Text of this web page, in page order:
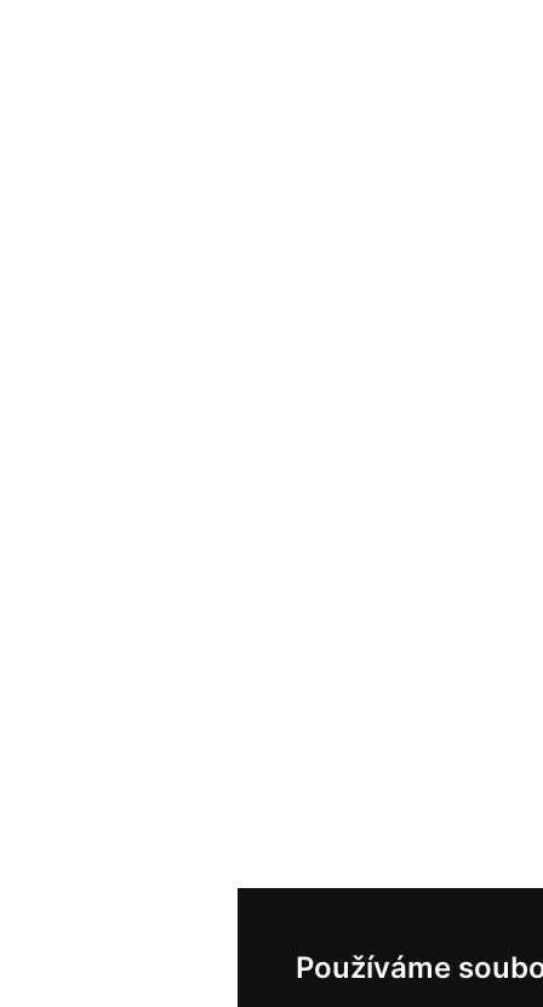
Používáme